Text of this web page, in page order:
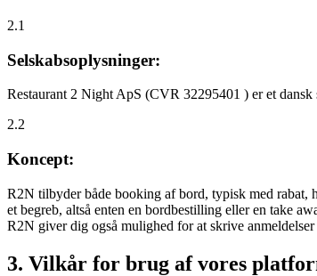
2.1
Selskabsoplysninger:
Restaurant 2 Night ApS (CVR 32295401 ) er et
2.2
Koncept:
R2N tilbyder både booking af bord, typisk med rabat,
et begreb, altså enten en bordbestilling eller en take
R2N giver dig også mulighed for at skrive
3. Vilkår for brug af vores